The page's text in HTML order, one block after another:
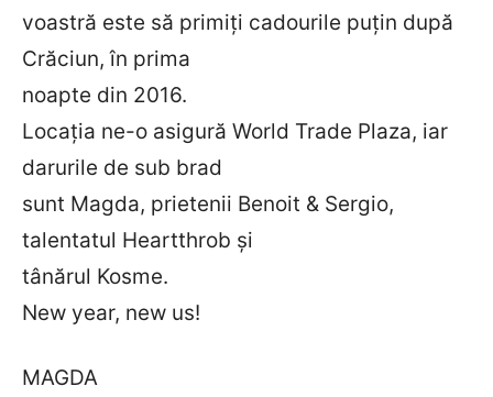
voastră este să primiți cadourile puțin după
Crăciun, în prima
noapte din 2016.
Locația ne-o asigură World Trade Plaza, iar
darurile de sub brad
sunt Magda, prietenii Benoit & Sergio,
talentatul Heartthrob și
tânărul Kosme.
New year, new us!
MAGDA